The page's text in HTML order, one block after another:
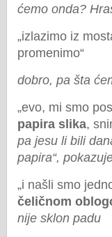
ćemo onda?
„izlazimo iz
promenimo“
dobro, pa šta
„evo, mi smo
papira slika,
pa jesu li bili
papira“,
„i našli smo
čeličnom
nije sklon padu